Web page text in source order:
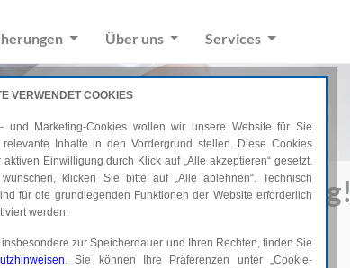
Über uns Services
Privatarzt-Versicherung!
ohne Gesundheitsprüfung.
VERWENDET COOKIES
und Marketing-Cookies wollen wir unsere Website für Sie
Inhalte in den Vordergrund stellen. Diese Cookies
Einwilligung durch Klick auf „Alle akzeptieren“ gesetzt.
klicken Sie bitte auf „Alle ablehnen“. Technisch
für die grundlegenden Funktionen der Website erforderlich
werden.
zur Speicherdauer und Ihren Rechten, finden Sie
. Sie können Ihre Präferenzen unter „Cookie-